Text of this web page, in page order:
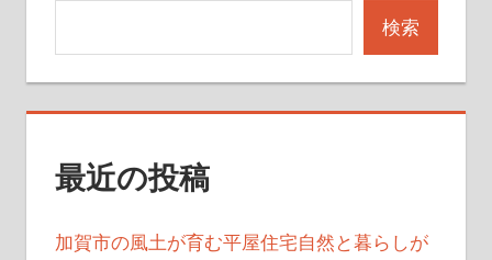
ー
ジ
り
検索
最近の投稿
加賀市の風土が育む平屋住宅自然と暮らしが